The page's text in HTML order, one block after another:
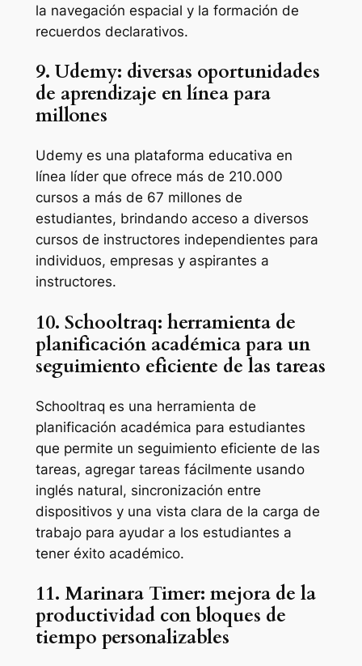
la navegación espacial y la formación de
recuerdos declarativos.
9. Udemy: diversas oportunidades
de aprendizaje en línea para
millones
Udemy es una plataforma educativa en
línea líder que ofrece más de 210.000
cursos a más de 67 millones de
estudiantes, brindando acceso a diversos
cursos de instructores independientes para
individuos, empresas y aspirantes a
instructores.
10. Schooltraq: herramienta de
planificación académica para un
seguimiento eficiente de las tareas
Schooltraq es una herramienta de
planificación académica para estudiantes
que permite un seguimiento eficiente de las
tareas, agregar tareas fácilmente usando
inglés natural, sincronización entre
dispositivos y una vista clara de la carga de
trabajo para ayudar a los estudiantes a
tener éxito académico.
11. Marinara Timer: mejora de la
productividad con bloques de
tiempo personalizables